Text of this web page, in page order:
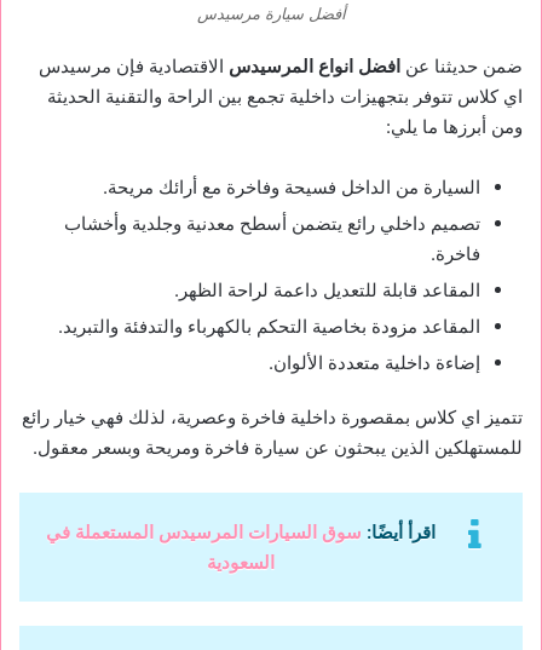
أفضل سيارة مرسيدس
ضمن حديثنا عن افضل انواع المرسيدس الاقتصادية فإن مرسيدس
اي كلاس تتوفر بتجهيزات داخلية تجمع بين الراحة والتقنية الحديثة
ومن أبرزها ما يلي:
السيارة من الداخل فسيحة وفاخرة مع أرائك مريحة.
تصميم داخلي رائع يتضمن أسطح معدنية وجلدية وأخشاب
فاخرة.
المقاعد قابلة للتعديل داعمة لراحة الظهر.
المقاعد مزودة بخاصية التحكم بالكهرباء والتدفئة والتبريد.
إضاءة داخلية متعددة الألوان.
تتميز اي كلاس بمقصورة داخلية فاخرة وعصرية، لذلك فهي خيار رائع
للمستهلكين الذين يبحثون عن سيارة فاخرة ومريحة وبسعر معقول.
اقرأ أيضًا: سوق السيارات المرسيدس المستعملة في
السعودية